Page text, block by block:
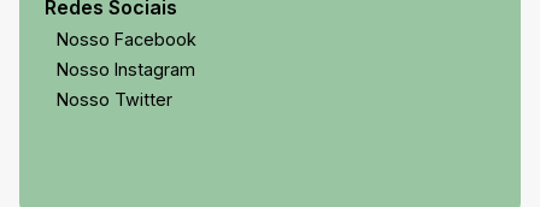
Redes Sociais
Nosso Facebook
Nosso Instagram
Nosso Twitter